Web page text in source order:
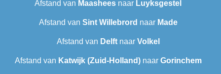
Afstand van Maashees naar Luyksgestel
Afstand van Sint Willebrord naar Made
Afstand van Delftnaar Volkel
Afstand van Katwijk (Zuid-Holland)naar Gorinchem